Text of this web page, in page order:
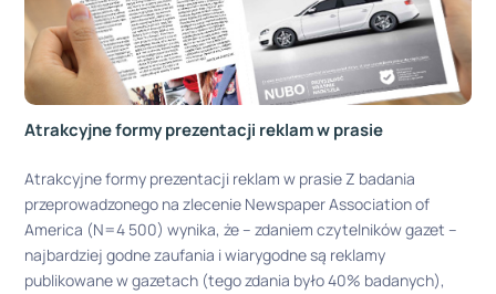
Atrakcyjne formy prezentacji reklam w prasie
Atrakcyjne formy prezentacji reklam w prasie Z badania
przeprowadzonego na zlecenie Newspaper Association of
America (N=4 500) wynika, że – zdaniem czytelników gazet –
najbardziej godne zaufania i wiarygodne są reklamy
publikowane w gazetach (tego zdania było 40% badanych),